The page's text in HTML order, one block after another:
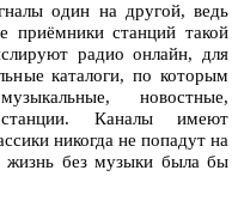
один на другой, ведь
приёмники станций такой
радио онлайн, для
каталоги, по которым
новостные,
Каналы имеют
никогда не попадут на
без музыки была бы